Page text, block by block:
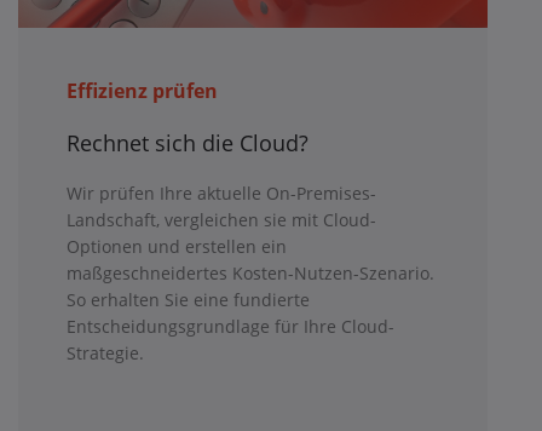
Effizienz prüfen
Rechnet sich die Cloud?
Wir prüfen Ihre aktuelle On-Premises-
Landschaft, vergleichen sie mit Cloud-
Optionen und erstellen ein
maßgeschneidertes Kosten-Nutzen-Szenario.
So erhalten Sie eine fundierte
Entscheidungsgrundlage für Ihre Cloud-
Strategie.